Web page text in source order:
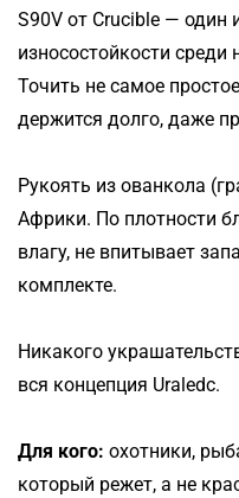
S90V от Crucible — один
износостойкости
Точить не самое
держится долго, даже
Рукоять из ованкола
Африки. По плотности
влагу, не впитывает
комплекте.
Никакого
вся концепция Uraledc.
Для кого: охотники,
который режет, а не